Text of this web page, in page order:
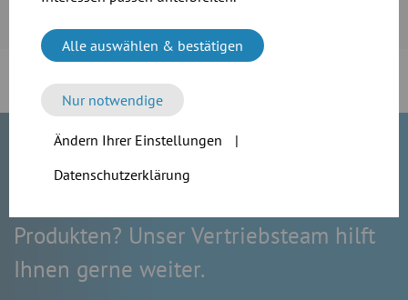
Alle auswählen & bestätigen
Nur notwendige
Ändern Ihrer Einstellungen
|
Datenschutzerklärung
Produkten? Unser Vertriebsteam hilft
Ihnen gerne weiter.